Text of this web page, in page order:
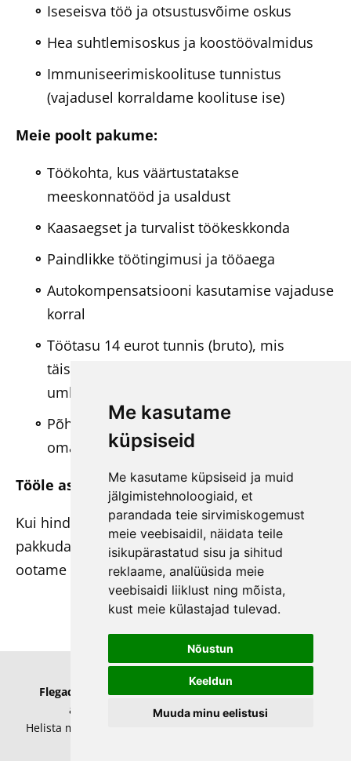
Me kasutame
küpsiseid
Me kasutame küpsiseid ja muid
jälgimistehnoloogiaid, et
parandada teie sirvimiskogemust
meie veebisaidil, näidata teile
isikupärastatud sisu ja sihitud
reklaame, analüüsida meie
veebisaidi liiklust ning mõista,
kust meie külastajad tulevad.
Nõustun
Keeldun
Muuda minu eelistusi
Iseseisva töö ja otsustusvõime oskus
Hea suhtlemisoskus ja koostöövalmidus
Immuniseerimiskoolituse tunnistus
(vajadusel korraldame koolituse ise)
Meie poolt pakume:
Töökohta, kus väärtustatakse
meeskonnatööd ja usaldust
Kaasaegset ja turvalist töökeskkonda
Paindlikke töötingimusi ja tööaega
Autokompensatsiooni kasutamise vajaduse
korral
Töötasu 14 eurot tunnis (bruto), mis
täiskoormusega (168 tundi kuus) teeb
umbes 2352 eurot bruto kuus
Põhjalikku väljaõpet ja võimalust täiendada
oma teadmisi
Tööle asumise aeg:esimesel võimalusel
Kui hindad head tööõhkkonda ja soovid
pakkuda hoolivust ja tuge meie elanikele, siis
ootame sinu kandideerimisavaldust!
Flegado Õenduskeskus OÜRavi tee 4,Haabneeme
alevik
Viimsi vald,Harju maakond74001
Helista meile +372 55679906. Saada e-kiri